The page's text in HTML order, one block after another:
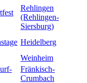
Rehlingen
(Rehlingen-
Siersburg)
Heidelberg
Weinheim
Fränkisch-
Crumbach